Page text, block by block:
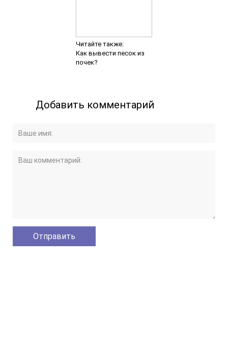
Читайте также:
Как вывести песок из
почек?
Добавить комментарий